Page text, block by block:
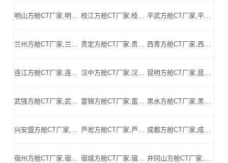
明山方舱CT厂家,明山方舱式CT,明山CT方舱,明山方舱CT,明山医用CT方舱,明山移动方舱CT-明山医用CT方舱公司 枝江方舱CT厂家,枝江方舱式CT,枝江CT方舱,枝江方舱CT,枝江医用CT方舱,枝江移动方舱CT-枝江医用CT方舱公司 平武方舱CT厂家,平武方舱式CT,平武CT方舱,平武方舱CT,平武医用CT方舱,平武移动方舱CT-平武医用CT方舱公司
兰州方舱CT厂家,兰州方舱式CT,兰州CT方舱,兰州方舱CT,兰州医用CT方舱,兰州移动方舱CT-兰州医用CT方舱公司 贵定方舱CT厂家,贵定方舱式CT,贵定CT方舱,贵定方舱CT,贵定医用CT方舱,贵定移动方舱CT-贵定医用CT方舱公司 西青方舱CT厂家,西青方舱式CT,西青CT方舱,西青方舱CT,西青医用CT方舱,西青移动方舱CT-西青医用CT方舱公司
连江方舱CT厂家,连江方舱式CT,连江CT方舱,连江方舱CT,连江医用CT方舱,连江移动方舱CT-连江医用CT方舱公司 汉中方舱CT厂家,汉中方舱式CT,汉中CT方舱,汉中方舱CT,汉中医用CT方舱,汉中移动方舱CT-汉中医用CT方舱公司 昆明方舱CT厂家,昆明方舱式CT,昆明CT方舱,昆明方舱CT,昆明医用CT方舱,昆明移动方舱CT-昆明医用CT方舱公司
武强方舱CT厂家,武强方舱式CT,武强CT方舱,武强方舱CT,武强医用CT方舱,武强移动方舱CT-武强医用CT方舱公司 富锦方舱CT厂家,富锦方舱式CT,富锦CT方舱,富锦方舱CT,富锦医用CT方舱,富锦移动方舱CT-富锦医用CT方舱公司 黑水方舱CT厂家,黑水方舱式CT,黑水CT方舱,黑水方舱CT,黑水医用CT方舱,黑水移动方舱CT-黑水医用CT方舱公司
兴安盟方舱CT厂家,兴安盟方舱式CT,兴安盟CT方舱,兴安盟方舱CT,兴安盟医用CT方舱,兴安盟移动方舱CT-兴安盟医用CT方舱公司 芦淞方舱CT厂家,芦淞方舱式CT,芦淞CT方舱,芦淞方舱CT,芦淞医用CT方舱,芦淞移动方舱CT-芦淞医用CT方舱公司 成都方舱CT厂家,成都方舱式CT,成都CT方舱,成都方舱CT,成都医用CT方舱,成都移动方舱CT-成都医用CT方舱公司
宿州方舱CT厂家,宿州方舱式CT,宿州CT方舱,宿州方舱CT,宿州医用CT方舱,宿州移动方舱CT-宿州医用CT方舱公司 宿城方舱CT厂家,宿城方舱式CT,宿城CT方舱,宿城方舱CT,宿城医用CT方舱,宿城移动方舱CT-宿城医用CT方舱公司 井冈山方舱CT厂家,井冈山方舱式CT,井冈山CT方舱,井冈山方舱CT,井冈山医用CT方舱,井冈山移动方舱CT-井冈山医用CT方舱公司